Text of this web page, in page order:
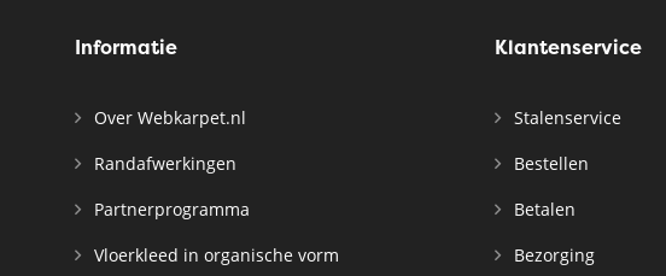
Informatie
Over Webkarpet.nl
Randafwerkingen
Partnerprogramma
Vloerkleed in organische vorm
Klantenservice
Stalenservice
Bestellen
Betalen
Bezorging